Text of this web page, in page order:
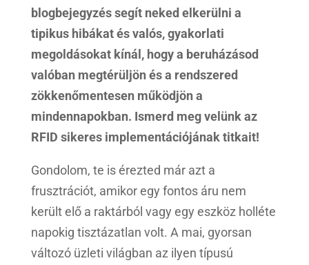
blogbejegyzés segít neked elkerülni a
tipikus hibákat és valós, gyakorlati
megoldásokat kínál, hogy a beruházásod
valóban megtérüljön és a rendszered
zökkenőmentesen működjön a
mindennapokban. Ismerd meg velünk az
RFID sikeres implementációjának titkait!
Gondolom, te is érezted már azt a
frusztrációt, amikor egy fontos áru nem
került elő a raktárból vagy egy eszköz holléte
napokig tisztázatlan volt. A mai, gyorsan
változó üzleti világban az ilyen típusú